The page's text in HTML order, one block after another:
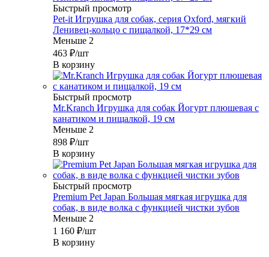
Быстрый просмотр
Pet-it Игрушка для собак, серия Oxford, мягкий
Ленивец-кольцо с пищалкой, 17*29 см
Меньше 2
463 ₽/шт
В корзину
Быстрый просмотр
Mr.Kranch Игрушка для собак Йогурт плюшевая с
канатиком и пищалкой, 19 см
Меньше 2
898 ₽/шт
В корзину
Быстрый просмотр
Premium Pet Japan Большая мягкая игрушка для
собак, в виде волка с функцией чистки зубов
Меньше 2
1 160 ₽/шт
В корзину